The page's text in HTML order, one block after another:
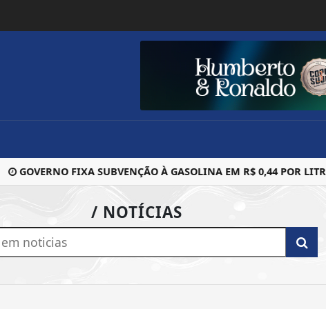
GOVERNO FIXA SUBVENÇÃO À GASOLINA EM R$ 0,44 POR LITRO
/ NOTÍCIAS